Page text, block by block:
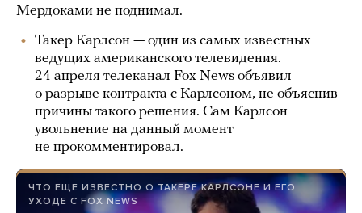
Мердоками не поднимал.
Такер Карлсон — один из самых известных
ведущих американского телевидения.
24 апреля телеканал Fox News объявил
о разрыве контракта с Карлсоном, не объяснив
причины такого решения. Сам Карлсон
увольнение на данный момент
не прокомментировал.
ЧТО ЕЩЕ ИЗВЕСТНО О ТАКЕРЕ КАРЛСОНЕ И ЕГО
УХОДЕ С FOX NEWS